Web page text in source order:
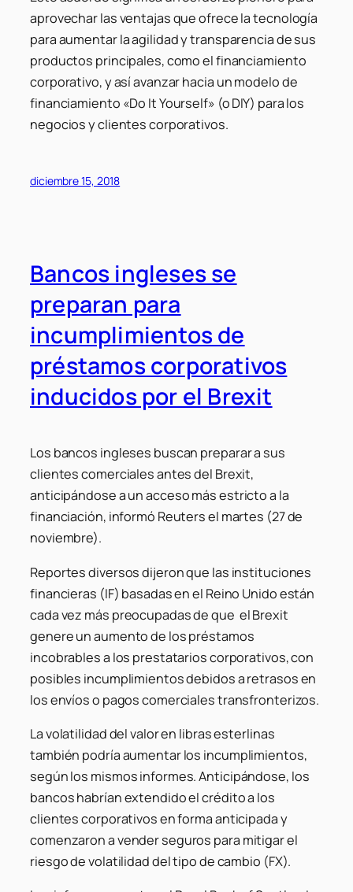
aprovechar las ventajas que ofrece la tecnología
para aumentar la agilidad y transparencia de sus
productos principales, como el financiamiento
corporativo, y así avanzar hacia un modelo de
financiamiento «Do It Yourself» (o DIY) para los
negocios y clientes corporativos.
diciembre 15, 2018
Bancos ingleses se
preparan para
incumplimientos de
préstamos corporativos
inducidos por el Brexit
Los bancos ingleses buscan preparar a sus
clientes comerciales antes del Brexit,
anticipándose a un acceso más estricto a la
financiación, informó Reuters el martes (27 de
noviembre).
Reportes diversos dijeron que las instituciones
financieras (IF) basadas en el Reino Unido están
cada vez más preocupadas de que el Brexit
genere un aumento de los préstamos
incobrables a los prestatarios corporativos, con
posibles incumplimientos debidos a retrasos en
los envíos o pagos comerciales transfronterizos.
La volatilidad del valor en libras esterlinas
también podría aumentar los incumplimientos,
según los mismos informes. Anticipándose, los
bancos habrían extendido el crédito a los
clientes corporativos en forma anticipada y
comenzaron a vender seguros para mitigar el
riesgo de volatilidad del tipo de cambio (FX).